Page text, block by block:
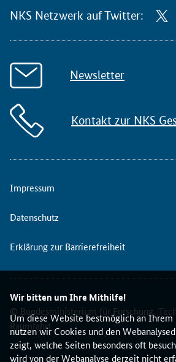
Wir bitten um Ihre Mithilfe!
Um diese Website bestmöglich an Ihrem
nutzen wir Cookies und den
zeigt, welche Seiten besonders oft
wird von der Webanalyse derzeit nicht
NKS Netzwerk auf Twitter:
Newsletter
Kontakt zur NKS
Impressum
Datenschutz
Erklärung zur Barrierefreiheit
© Bundesministerium für Forschung,
Raumfahrt